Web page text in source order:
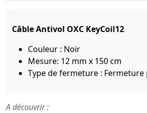
Câble Antivol OXC KeyCoil12
Couleur : Noir
Mesure: 12 mm x 150 cm
Type de fermeture : Fermeture
A découvrir :